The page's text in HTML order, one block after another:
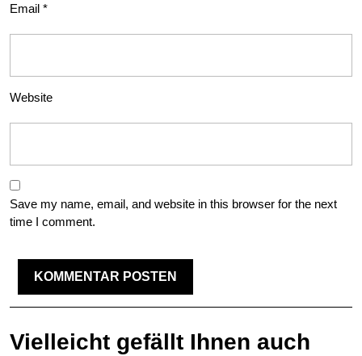
Email *
Website
Save my name, email, and website in this browser for the next
time I comment.
Vielleicht gefällt Ihnen auch